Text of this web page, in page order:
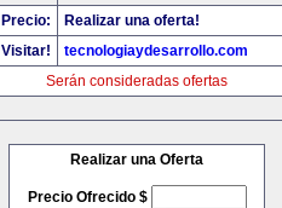
Precio:
Realizar una oferta!
Visitar!
tecnologiaydesarrollo.com
Serán consideradas ofertas
Realizar una Oferta
Precio Ofrecido $